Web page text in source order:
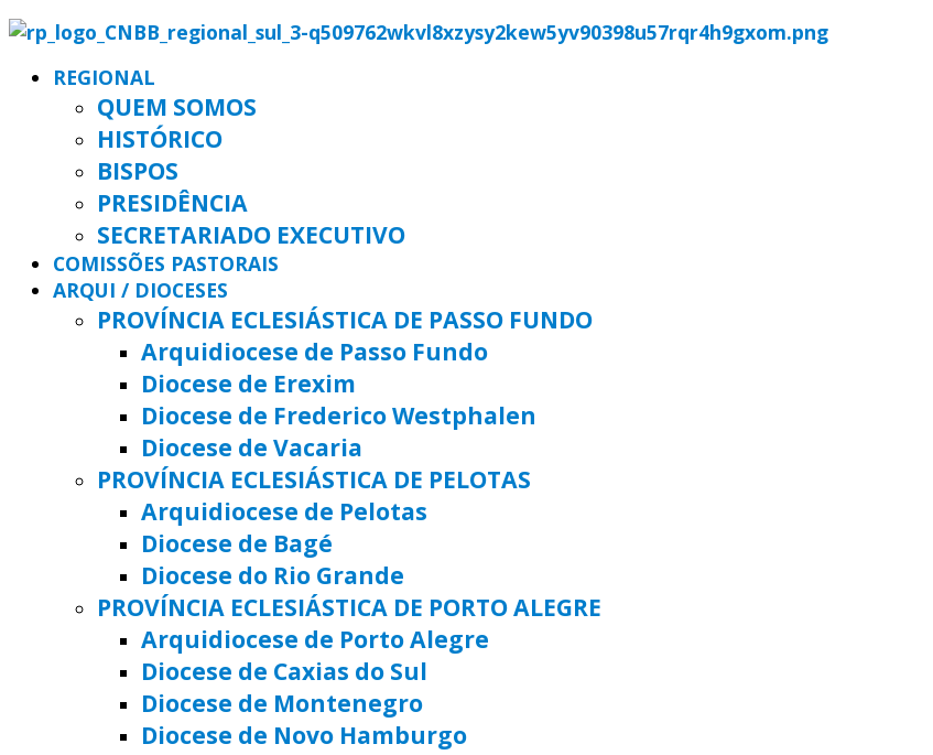
REGIONAL
QUEM SOMOS
HISTÓRICO
BISPOS
PRESIDÊNCIA
SECRETARIADO EXECUTIVO
COMISSÕES PASTORAIS
ARQUI / DIOCESES
PROVÍNCIA ECLESIÁSTICA DE PASSO FUNDO
Arquidiocese de Passo Fundo
Diocese de Erexim
Diocese de Frederico Westphalen
Diocese de Vacaria
PROVÍNCIA ECLESIÁSTICA DE PELOTAS
Arquidiocese de Pelotas
Diocese de Bagé
Diocese do Rio Grande
PROVÍNCIA ECLESIÁSTICA DE PORTO ALEGRE
Arquidiocese de Porto Alegre
Diocese de Caxias do Sul
Diocese de Montenegro
Diocese de Novo Hamburgo